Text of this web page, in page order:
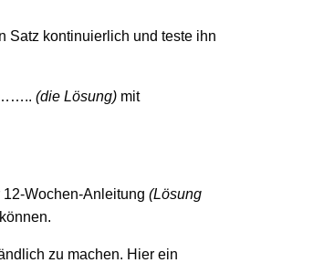
Satz kontinuierlich und teste ihn
(die Lösung) mit
Wochen-Anleitung (Lösung
zu machen. Hier ein